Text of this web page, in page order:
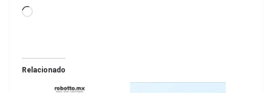
Loading…
Relacionado